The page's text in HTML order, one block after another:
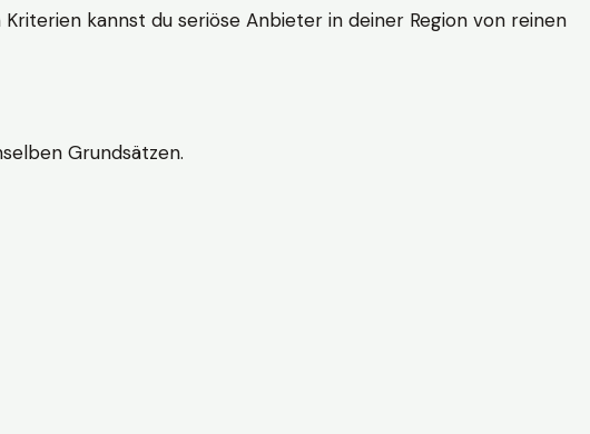
kannst du seriöse Anbieter in deiner Region von reinen
Grundsätzen.